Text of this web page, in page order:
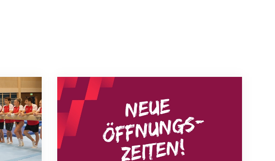
Neue Empfangszeiten ab 1. August 2026